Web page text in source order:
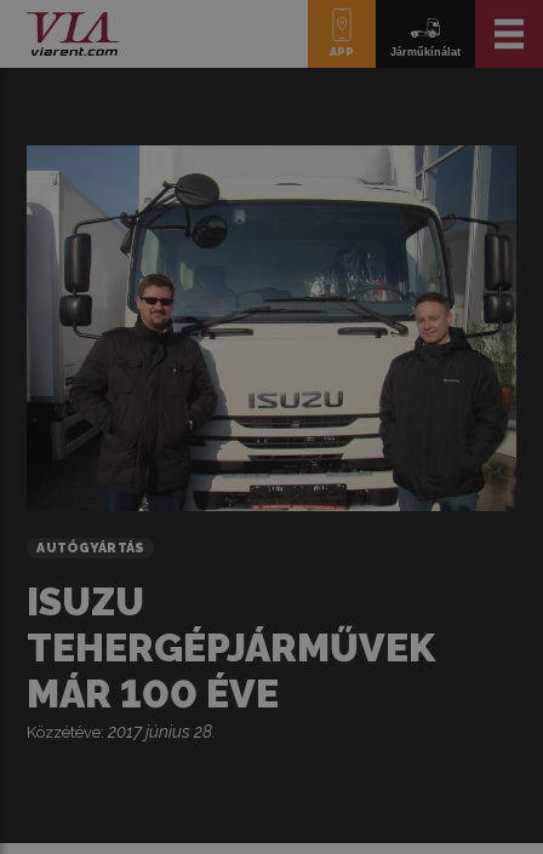
APP Járműkínálat
AUTÓGYÁRTÁS
ISUZU
TEHERGÉPJÁRMŰVEK
MÁR 100 ÉVE
Közzétéve:2017 június 28.